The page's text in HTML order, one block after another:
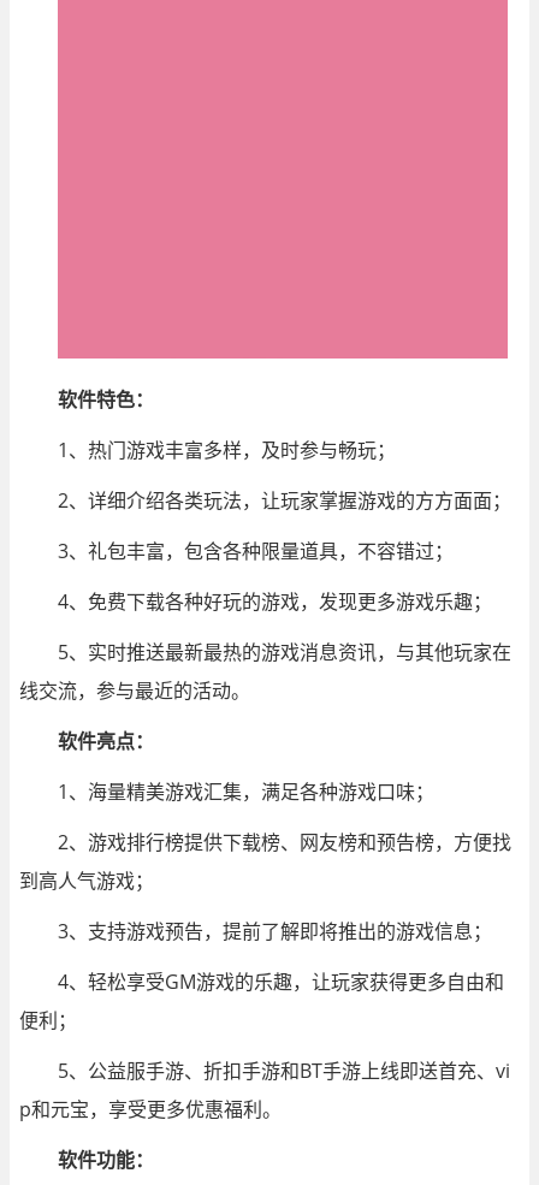
软件特色：
1、热门游戏丰富多样，及时参与畅玩；
2、详细介绍各类玩法，让玩家掌握游戏的方方面面；
3、礼包丰富，包含各种限量道具，不容错过；
4、免费下载各种好玩的游戏，发现更多游戏乐趣；
5、实时推送最新最热的游戏消息资讯，与其他玩家在
线交流，参与最近的活动。
软件亮点：
1、海量精美游戏汇集，满足各种游戏口味；
2、游戏排行榜提供下载榜、网友榜和预告榜，方便找
到高人气游戏；
3、支持游戏预告，提前了解即将推出的游戏信息；
4、轻松享受GM游戏的乐趣，让玩家获得更多自由和
便利；
5、公益服手游、折扣手游和BT手游上线即送首充、vi
p和元宝，享受更多优惠福利。
软件功能：